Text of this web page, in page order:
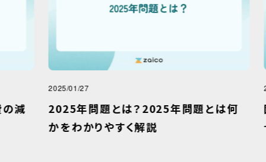
2025/01/27
2025年問題とは？2025年問題とは何
かをわかりやすく解説